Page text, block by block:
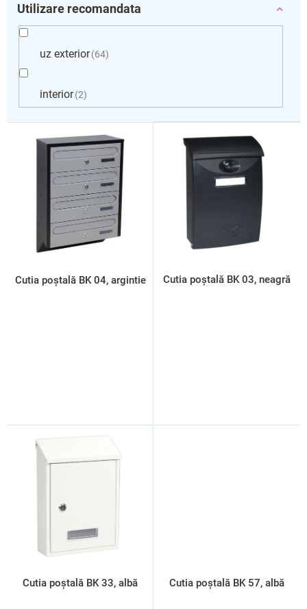
Utilizare recomandata
uz exterior 64
interior 2
L
Cutia poștală BK 04, argintie Cutia poștală BK 03, neagră
Cutia poștală BK 33, albă Cutia poștală BK 57, albă